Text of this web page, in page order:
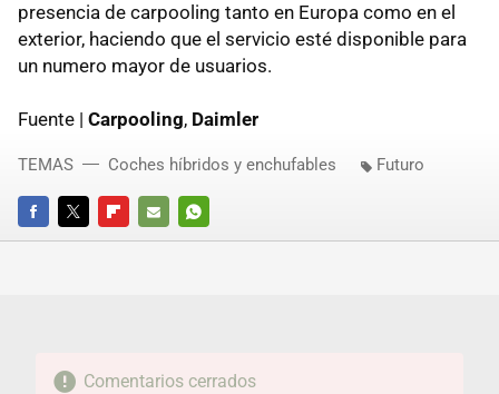
presencia de carpooling tanto en Europa como en el
exterior, haciendo que el servicio esté disponible para
un numero mayor de usuarios.
Fuente | Carpooling, Daimler
FACEBOOKTWITTERFLIPBOARD
E-
WHATSAPP
TEMAS Coches híbridos y enchufables Futuro
Comentarios cerrados